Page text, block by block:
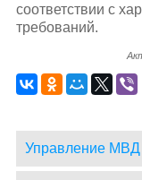
соответствии с
требований.
Управление МВД